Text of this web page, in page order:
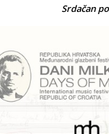
Srdačan